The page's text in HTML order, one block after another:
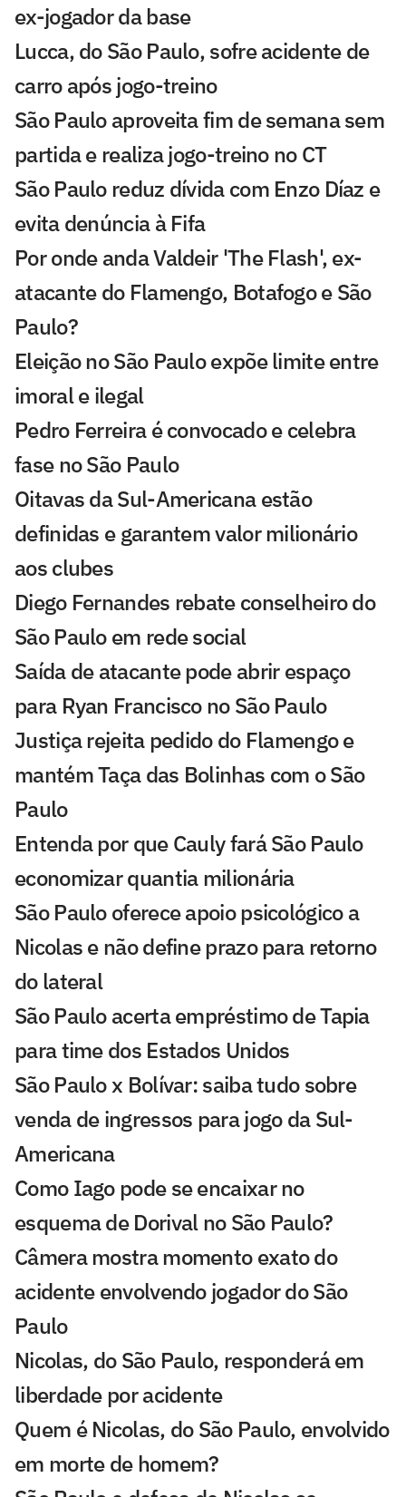
ex-jogador da base
Lucca, do São Paulo, sofre acidente de
carro após jogo-treino
São Paulo aproveita fim de semana sem
partida e realiza jogo-treino no CT
São Paulo reduz dívida com Enzo Díaz e
evita denúncia à Fifa
Por onde anda Valdeir 'The Flash', ex-
atacante do Flamengo, Botafogo e São
Paulo?
Eleição no São Paulo expõe limite entre
imoral e ilegal
Pedro Ferreira é convocado e celebra
fase no São Paulo
Oitavas da Sul-Americana estão
definidas e garantem valor milionário
aos clubes
Diego Fernandes rebate conselheiro do
São Paulo em rede social
Saída de atacante pode abrir espaço
para Ryan Francisco no São Paulo
Justiça rejeita pedido do Flamengo e
mantém Taça das Bolinhas com o São
Paulo
Entenda por que Cauly fará São Paulo
economizar quantia milionária
São Paulo oferece apoio psicológico a
Nicolas e não define prazo para retorno
do lateral
São Paulo acerta empréstimo de Tapia
para time dos Estados Unidos
São Paulo x Bolívar: saiba tudo sobre
venda de ingressos para jogo da Sul-
Americana
Como Iago pode se encaixar no
esquema de Dorival no São Paulo?
Câmera mostra momento exato do
acidente envolvendo jogador do São
Paulo
Nicolas, do São Paulo, responderá em
liberdade por acidente
Quem é Nicolas, do São Paulo, envolvido
em morte de homem?